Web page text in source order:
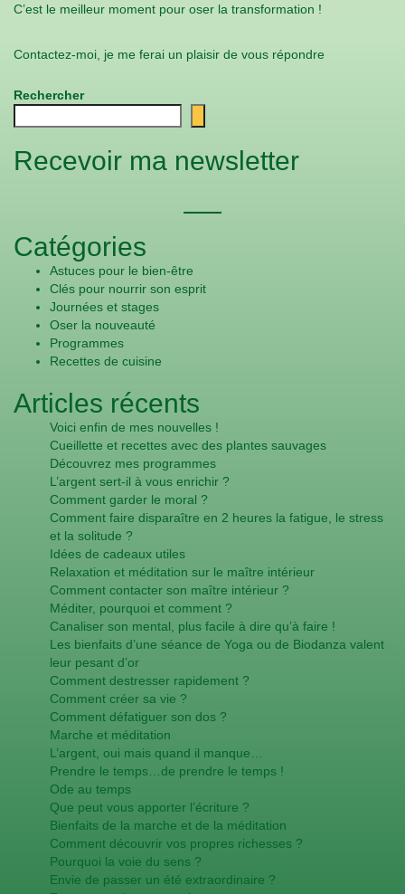
C’est le meilleur moment pour oser la transformation !
Contactez-moi, je me ferai un plaisir de vous répondre
Rechercher
Recevoir ma newsletter
Catégories
Astuces pour le bien-être
Clés pour nourrir son esprit
Journées et stages
Oser la nouveauté
Programmes
Recettes de cuisine
Articles récents
Voici enfin de mes nouvelles !
Cueillette et recettes avec des plantes sauvages
Découvrez mes programmes
L’argent sert-il à vous enrichir ?
Comment garder le moral ?
Comment faire disparaître en 2 heures la fatigue, le stress
et la solitude ?
Idées de cadeaux utiles
Relaxation et méditation sur le maître intérieur
Comment contacter son maître intérieur ?
Méditer, pourquoi et comment ?
Canaliser son mental, plus facile à dire qu’à faire !
Les bienfaits d’une séance de Yoga ou de Biodanza valent
leur pesant d’or
Comment destresser rapidement ?
Comment créer sa vie ?
Comment défatiguer son dos ?
Marche et méditation
L’argent, oui mais quand il manque…
Prendre le temps…de prendre le temps !
Ode au temps
Que peut vous apporter l’écriture ?
Bienfaits de la marche et de la méditation
Comment découvrir vos propres richesses ?
Pourquoi la voie du sens ?
Envie de passer un été extraordinaire ?